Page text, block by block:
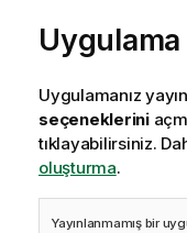
Uygulama
Uygulamanız
seçeneklerini
tıklayabilirsiniz.
oluşturma.
Yayınlanmamış bir